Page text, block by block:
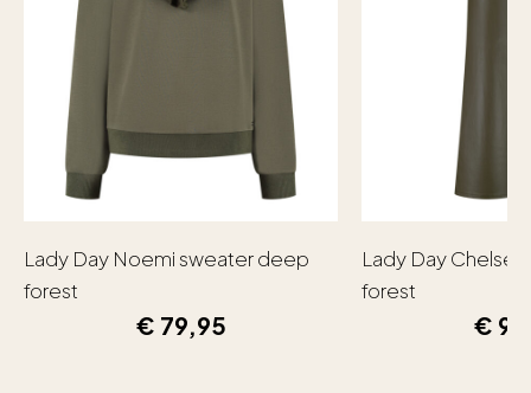
Lady Day Noemi sweater deep
forest
€ 79,95
Lady Day
forest
€